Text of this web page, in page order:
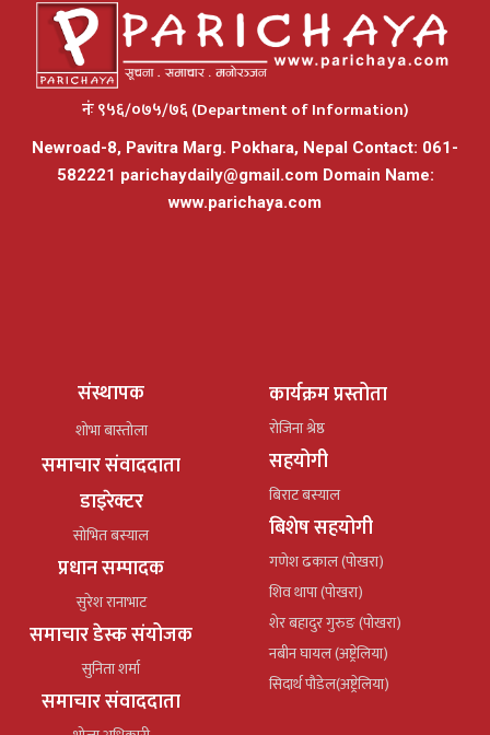
नंः ९५६/०७५/७६ (Department of Information)
Newroad-8, Pavitra Marg. Pokhara, Nepal Contact: 061-
582221 parichaydaily@gmail.comDomain Name:
www.parichaya.com
संस्थापक
शोभा बास्तोला
समाचार संवाददाता
डाइरेक्टर
सोभित बस्याल
प्रधान सम्पादक
सुरेश रानाभाट
समाचार डेस्क संयोजक
सुनिता शर्मा
समाचार संवाददाता
कार्यक्रम प्रस्तोता
रोजिना श्रेष्ठ
सहयोगी
बिराट बस्याल
बिशेष सहयोगी
गणेश ढकाल (पोखरा)
शिव थापा (पोखरा)
शेर बहादुर गुरुङ (पोखरा)
नबीन घायल (अष्ट्रेलिया)
सिदार्थ पौडेल(अष्ट्रेलिया)